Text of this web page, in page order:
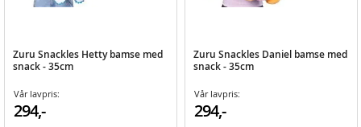
Zuru Snackles Hetty bamse med
snack - 35cm
Vår lavpris:
294,-
Zuru Snackles Daniel bamse med
snack - 35cm
Vår lavpris:
294,-